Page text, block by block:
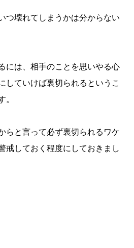
つ壊れてしまうかは分からない
には、相手のことを思いやる心
していけば裏切られるというこ
。
らと言って必ず裏切られるワケ
戒しておく程度にしておきまし